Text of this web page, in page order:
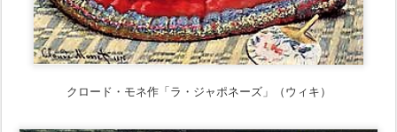
クロード・モネ作「ラ・ジャポネーズ」（ウィキ）